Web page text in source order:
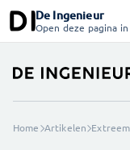
De Ingenieur
Open deze pagina
Home Artikelen